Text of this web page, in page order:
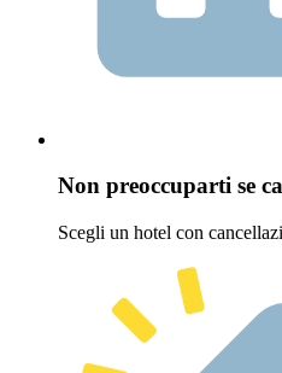
Non preoccuparti se
Scegli un hotel con